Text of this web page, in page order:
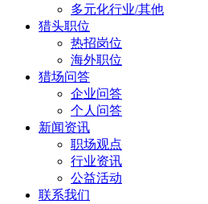
多元化行业/其他
猎头职位
热招岗位
海外职位
猎场问答
企业问答
个人问答
新闻资讯
职场观点
行业资讯
公益活动
联系我们